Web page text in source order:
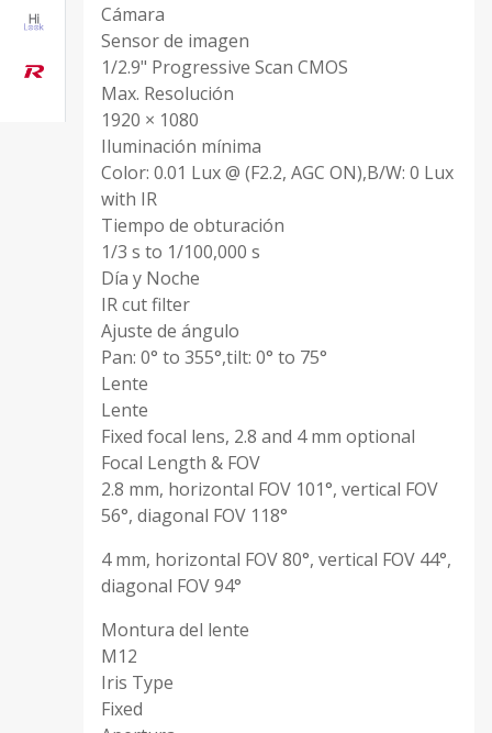
Cámara
Sensor de imagen
1/2.9" Progressive Scan CMOS
Max. Resolución
1920 × 1080
Iluminación mínima
Color: 0.01 Lux @ (F2.2, AGC ON),B/W: 0 Lux
with IR
Tiempo de obturación
1/3 s to 1/100,000 s
Día y Noche
IR cut filter
Ajuste de ángulo
Pan: 0° to 355°,tilt: 0° to 75°
Lente
Lente
Fixed focal lens, 2.8 and 4 mm optional
Focal Length & FOV
2.8 mm, horizontal FOV 101°, vertical FOV
56°, diagonal FOV 118°
4 mm, horizontal FOV 80°, vertical FOV 44°,
diagonal FOV 94°
Montura del lente
M12
Iris Type
Fixed